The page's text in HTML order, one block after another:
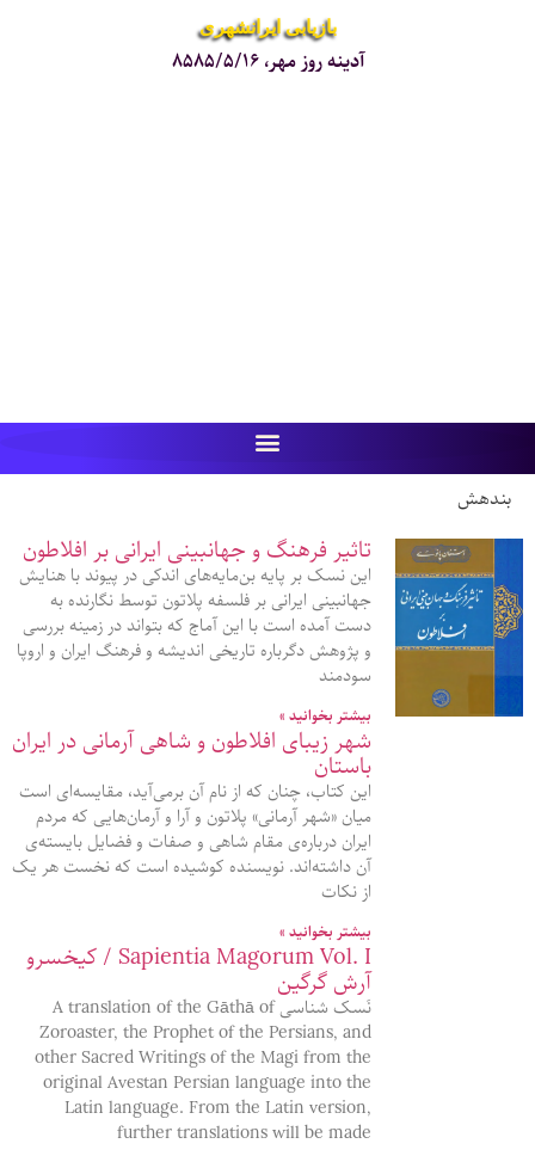
بازیابی ایرانشهری
آدینه روز مهر، ۸۵۸۵/۵/۱۶
بندهش
تاثیر فرهنگ و جهانبینی ایرانی بر افلاطون
این نسک بر پایه بن‌مایه‌های اندکی در پیوند با هنایش
جهانبینی ایرانی بر فلسفه پلاتون توسط نگارنده به
دست آمده است با این آماج که بتواند در زمینه بررسی
و پژوهش دگرباره تاریخی اندیشه و فرهنگ ایران و اروپا
سودمند
بیشتر بخوانید »
شهر زیبای افلاطون و شاهی آرمانی در ایران
باستان
این کتاب، چنان که از نام آن برمی‌آید، مقایسه‌ای‌ است
میان «شهر آرمانی» پلاتون و آرا و آرمان‌هایی که مردم
ایران درباره‌‌ی مقام شاهی و صفات و فضایل بایسته‌ی
آن داشته‌اند. نویسنده کوشیده است که نخست هر یک
از نکات
بیشتر بخوانید »
Sapientia Magorum Vol. I / کیخسرو
آرش گرگین
نَسک شناسی A translation of the Gāthā of
Zoroaster, the Prophet of the Persians, and
other Sacred Writings of the Magi from the
original Avestan Persian language into the
Latin language. From the Latin version,
further translations will be made